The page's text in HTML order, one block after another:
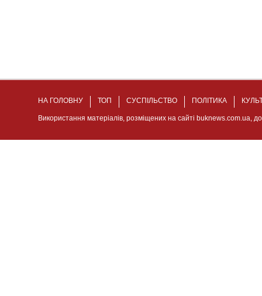
НА ГОЛОВНУ ТОП СУСПІЛЬСТВО ПОЛІТИКА
Використання матеріалів, розміщених на сайті buknews.com.ua,